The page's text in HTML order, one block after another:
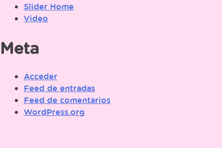
Slider Home
Video
Meta
Acceder
Feed de entradas
Feed de comentarios
WordPress.org